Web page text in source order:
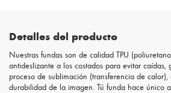
Detalles del producto
Nuestras fundas son de calidad TPU
antideslizante a los costados para evitar caídas,
proceso de sublimación (transferencia de
durabilidad de la imagen. Tú funda hace único